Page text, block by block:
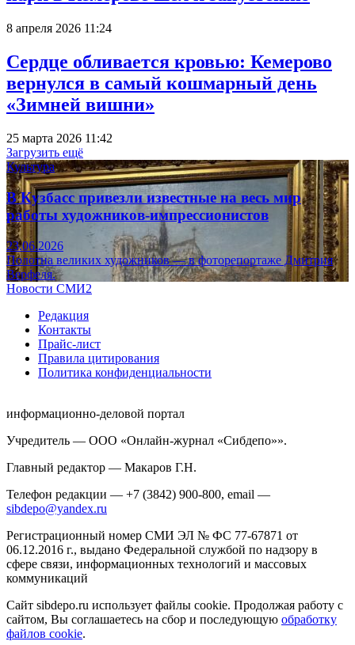
8 апреля 2026 11:24
Сердце обливается кровью: Кемерово
вернулся в самый кошмарный день
«Зимней вишни»
25 марта 2026 11:42
Загрузить ещё
Культура
В Кузбасс привезли известные на весь мир
работы художников-импрессионистов
23.06.2026
Полотна великих художников — в фоторепортаже Дмитрия
Верфеля.
Новости СМИ2
Редакция
Контакты
Прайс-лист
Правила цитирования
Политика конфиденциальности
информационно-деловой портал
Учредитель — ООО «Онлайн-журнал «Сибдепо»».
Главный редактор — Макаров Г.Н.
Телефон редакции — +7 (3842) 900-800, email —
sibdepo@yandex.ru
Регистрационный номер СМИ ЭЛ № ФС 77-67871 от
06.12.2016 г., выдано Федеральной службой по надзору в
сфере связи, информационных технологий и массовых
коммуникаций
Сайт sibdepo.ru использует файлы cookie. Продолжая работу с
сайтом, Вы соглашаетесь на сбор и последующую обработку
файлов cookie.